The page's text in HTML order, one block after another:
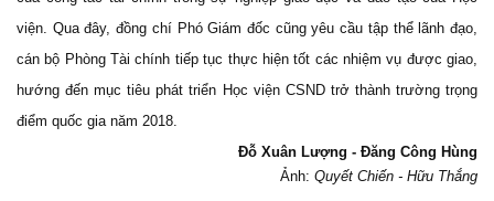
viện. Qua đây, đồng chí Phó Giám đốc cũng yêu cầu tập thể lãnh đạo,
cán bộ Phòng Tài chính tiếp tục thực hiện tốt các nhiệm vụ được giao,
hướng đến mục tiêu phát triển Học viện CSND trở thành trường trọng
điểm quốc gia năm 2018.
Đỗ Xuân Lượng - Đăng Công Hùng
Ảnh: Quyết Chiến - Hữu Thắng